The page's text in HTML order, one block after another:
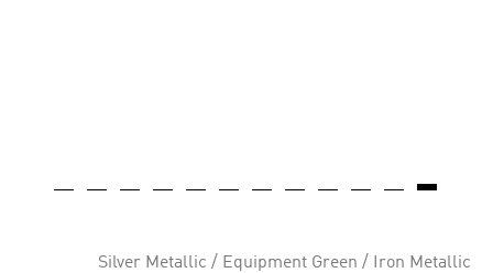
Silver Metallic / Equipment Green / Iron Metallic